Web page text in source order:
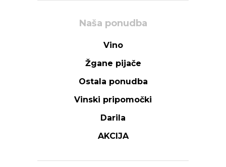
Naša ponudba
Vino
Žgane pijače
Ostala ponudba
Vinski pripomočki
Darila
AKCIJA